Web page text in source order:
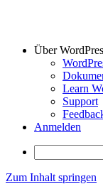
Über
Learn
Support
Anmelden
Zum Inhalt springen